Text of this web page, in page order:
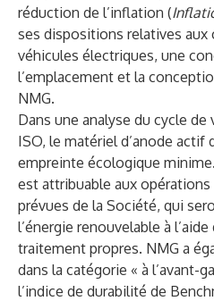
réduction de l’inflation (
ses dispositions relatives aux
véhicules électriques, une
l’emplacement et la
NMG.
Dans une analyse du cycle
ISO, le matériel d’anode actif
empreinte écologique minime
est attribuable aux
prévues de la Société, qui
l’énergie renouvelable à
traitement propres. NMG a
dans la catégorie « à l’avant-
l’indice de durabilité de